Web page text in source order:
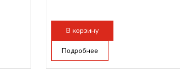
В корзину
Подробнее